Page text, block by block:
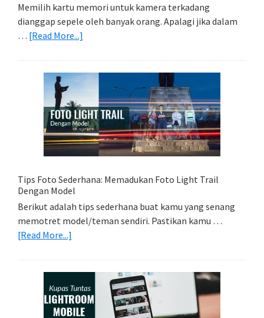
Memilih kartu memori untuk kamera terkadang
dianggap sepele oleh banyak orang. Apalagi jika dalam
… [Read More...]
Memori
Tepat
Untuk
Kamera
Kamu
Tips Foto Sederhana: Memadukan Foto Light Trail
Dengan Model
Berikut adalah tips sederhana buat kamu yang senang
memotret model/teman sendiri. Pastikan kamu …
[Read More...]
Sederhana:
Memadukan
Foto